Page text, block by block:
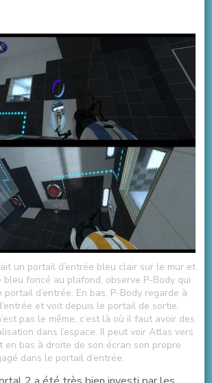
un portail d’entrée bleu clair sur le mur et
foncé au plafond, observe P-Body qui
d’entrée. En bas, P-Body regarde à
et voit depuis le portail de sortie.
pas le même, c’est là où il faut avoir des
dans l’espace. Il peut voir Atlas vers
en bas à droite de son écran son propre
dans le portail d’entrée.